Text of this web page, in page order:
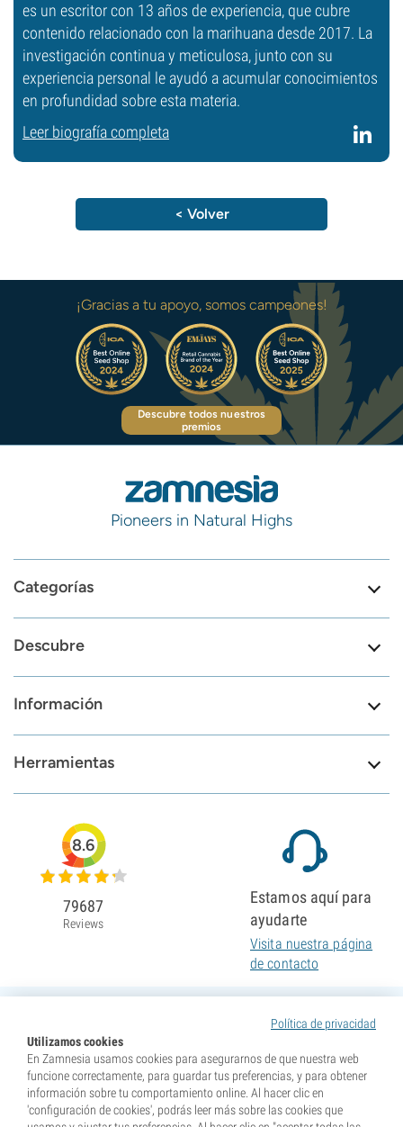
es un escritor con 13 años de experiencia, que cubre
contenido relacionado con la marihuana desde 2017. La
investigación continua y meticulosa, junto con su
experiencia personal le ayudó a acumular conocimientos
en profundidad sobre esta materia.
Leer biografía completa
< Volver
¡Gracias a tu apoyo, somos campeones!
Descubre todos nuestros
premios
Pioneers in Natural Highs
Categorías
Descubre
Información
Herramientas
Política de privacidad
Utilizamos cookies
En Zamnesia usamos cookies para asegurarnos de que nuestra web
funcione correctamente, para guardar tus preferencias, y para obtener
información sobre tu comportamiento online. Al hacer clic en
'configuración de cookies', podrás leer más sobre las cookies que
8.6
79687
Reviews
Estamos aquí para
ayudarte
Visita nuestra página
de contacto